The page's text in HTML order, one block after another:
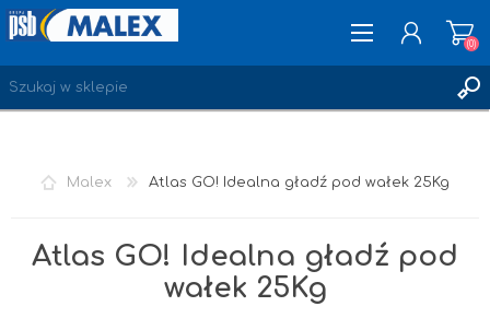
ZAREJESTRUJ SIĘ
(0)
Malex Atlas GO! Idealna gładź pod wałek 25Kg
Atlas GO! Idealna gładź pod
wałek 25Kg